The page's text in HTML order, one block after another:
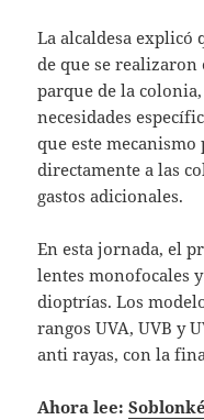
La alcaldesa explicó
de que se realizaron
parque de la
necesidades
que este
directamente a las
gastos adicionales.
En esta jornada, el
lentes monofocales
dioptrías. Los
rangos UVA, UVB y
anti rayas, con la
Ahora lee: